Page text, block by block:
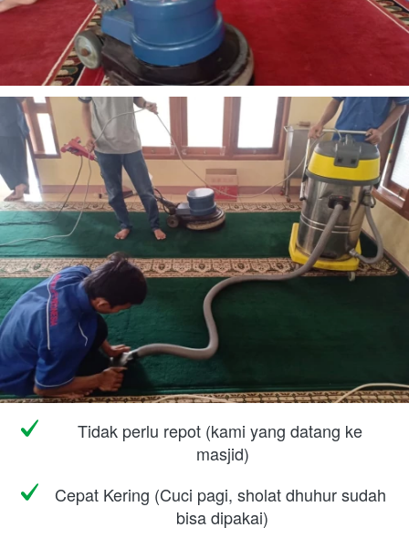
Tidak perlu repot (kami yang datang ke
masjid)
Cepat Kering (Cuci pagi, sholat dhuhur sudah
bisa dipakai)